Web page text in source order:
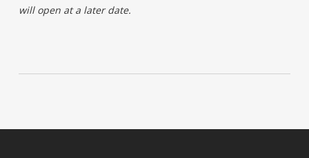
will open at a later date.